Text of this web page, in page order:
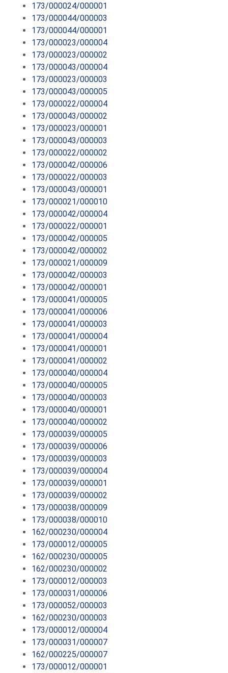
173/000024/000001
173/000044/000003
173/000044/000001
173/000023/000004
173/000023/000002
173/000043/000004
173/000023/000003
173/000043/000005
173/000022/000004
173/000043/000002
173/000023/000001
173/000043/000003
173/000022/000002
173/000042/000006
173/000022/000003
173/000043/000001
173/000021/000010
173/000042/000004
173/000022/000001
173/000042/000005
173/000042/000002
173/000021/000009
173/000042/000003
173/000042/000001
173/000041/000005
173/000041/000006
173/000041/000003
173/000041/000004
173/000041/000001
173/000041/000002
173/000040/000004
173/000040/000005
173/000040/000003
173/000040/000001
173/000040/000002
173/000039/000005
173/000039/000006
173/000039/000003
173/000039/000004
173/000039/000001
173/000039/000002
173/000038/000009
173/000038/000010
162/000230/000004
173/000012/000005
162/000230/000005
162/000230/000002
173/000012/000003
173/000031/000006
173/000052/000003
162/000230/000003
173/000012/000004
173/000031/000007
162/000225/000007
173/000012/000001